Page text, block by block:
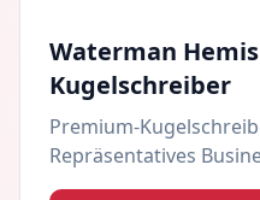
Waterman
Kugelschreiber
Premium-
Repräsentatives